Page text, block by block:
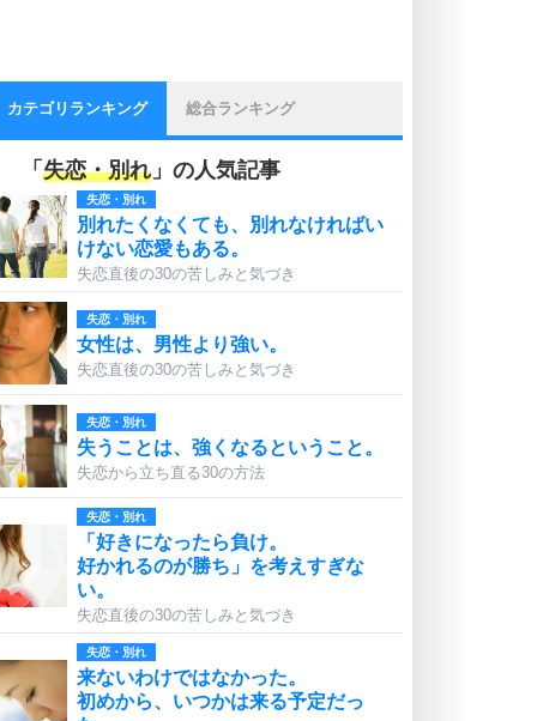
カテゴリランキング 総合ランキング
「 失恋・別れ 」の人気記事
失恋・別れ
別れたくなくても、別れなければい
けない恋愛もある。
失恋直後の30の苦しみと気づき
失恋・別れ
女性は、男性より強い。
失恋直後の30の苦しみと気づき
失恋・別れ
失うことは、強くなるということ。
失恋から立ち直る30の方法
失恋・別れ
「好きになったら負け。
好かれるのが勝ち」を考えすぎな
い。
失恋直後の30の苦しみと気づき
失恋・別れ
来ないわけではなかった。
初めから、いつかは来る予定だっ